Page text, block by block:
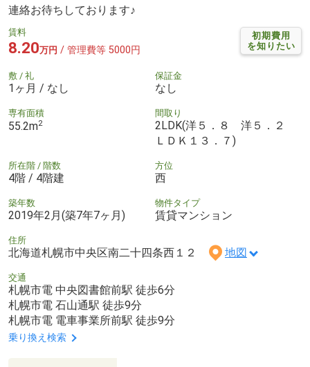
連絡お待ちしております♪
初期費用
を知りたい
賃料
8.20万円 / 管理費等 5000円
敷 / 礼
1ヶ月 / なし
保証金
なし
専有面積
55.2m2
間取り
2LDK(洋５．８ 洋５．２
ＬＤＫ１３．７)
所在階 / 階数
4階 / 4階建
方位
西
築年数
2019年2月(築7年7ヶ月)
物件タイプ
賃貸マンション
住所
北海道札幌市中央区南二十四条西１２ 地図
交通
札幌市電 中央図書館前駅 徒歩6分
札幌市電 石山通駅 徒歩9分
札幌市電 電車事業所前駅 徒歩9分
乗り換え検索